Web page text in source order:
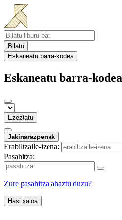
Bilatu
Eskaneatu barra-kodea
Eskaneatu barra-kodea
Ezeztatu
Jakinarazpenak
Erabiltzaile-izena:
Pasahitza:
Zure pasahitza ahaztu duzu?
Hasi saioa